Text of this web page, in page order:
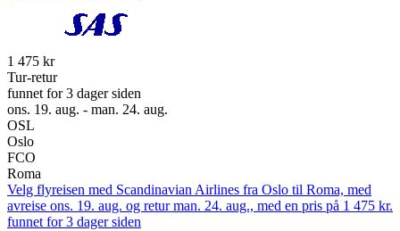
1 475 kr
Tur-retur
funnet for 3 dager siden
ons. 19. aug. - man. 24. aug.
OSL
Oslo
FCO
Roma
Velg flyreisen med Scandinavian Airlines fra Oslo til Roma, med
avreise ons. 19. aug. og retur man. 24. aug., med en pris på 1 475 kr.
funnet for 3 dager siden